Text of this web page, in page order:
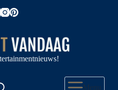
Menu